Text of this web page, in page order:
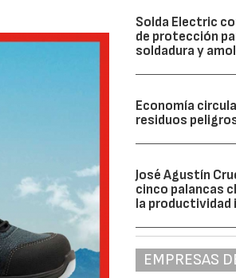
Solda Electric
de protección
soldadura y
Economía
residuos
José Agustín
cinco palancas
la productividad
EMPRESAS